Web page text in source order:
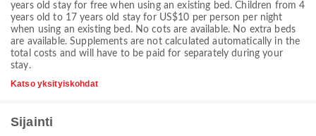
years old stay for free when using an existing bed. Children from 4
years old to 17 years old stay for US$10 per person per night
when using an existing bed. No cots are available. No extra beds
are available. Supplements are not calculated automatically in the
total costs and will have to be paid for separately during your
stay.
Katso yksityiskohdat
Sijainti